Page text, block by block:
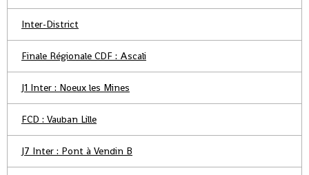
Inter-District
Finale Régionale CDF : Ascali
J1 Inter : Noeux les Mines
FCD : Vauban Lille
J7 Inter : Pont à Vendin B